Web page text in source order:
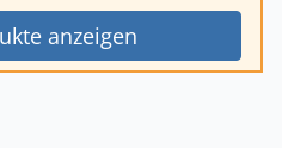
anzeigen